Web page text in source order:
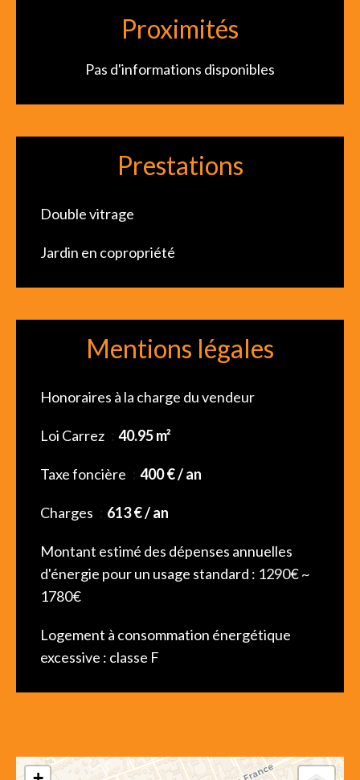
Proximités
Pas d'informations disponibles
Prestations
Double vitrage
Jardin en copropriété
Mentions légales
Honoraires à la charge du vendeur
Loi Carrez 40.95 m²
Taxe foncière 400 € / an
Charges 613 € / an
Montant estimé des dépenses annuelles
d'énergie pour un usage standard : 1290€ ~
1780€
Logement à consommation énergétique
excessive : classe F